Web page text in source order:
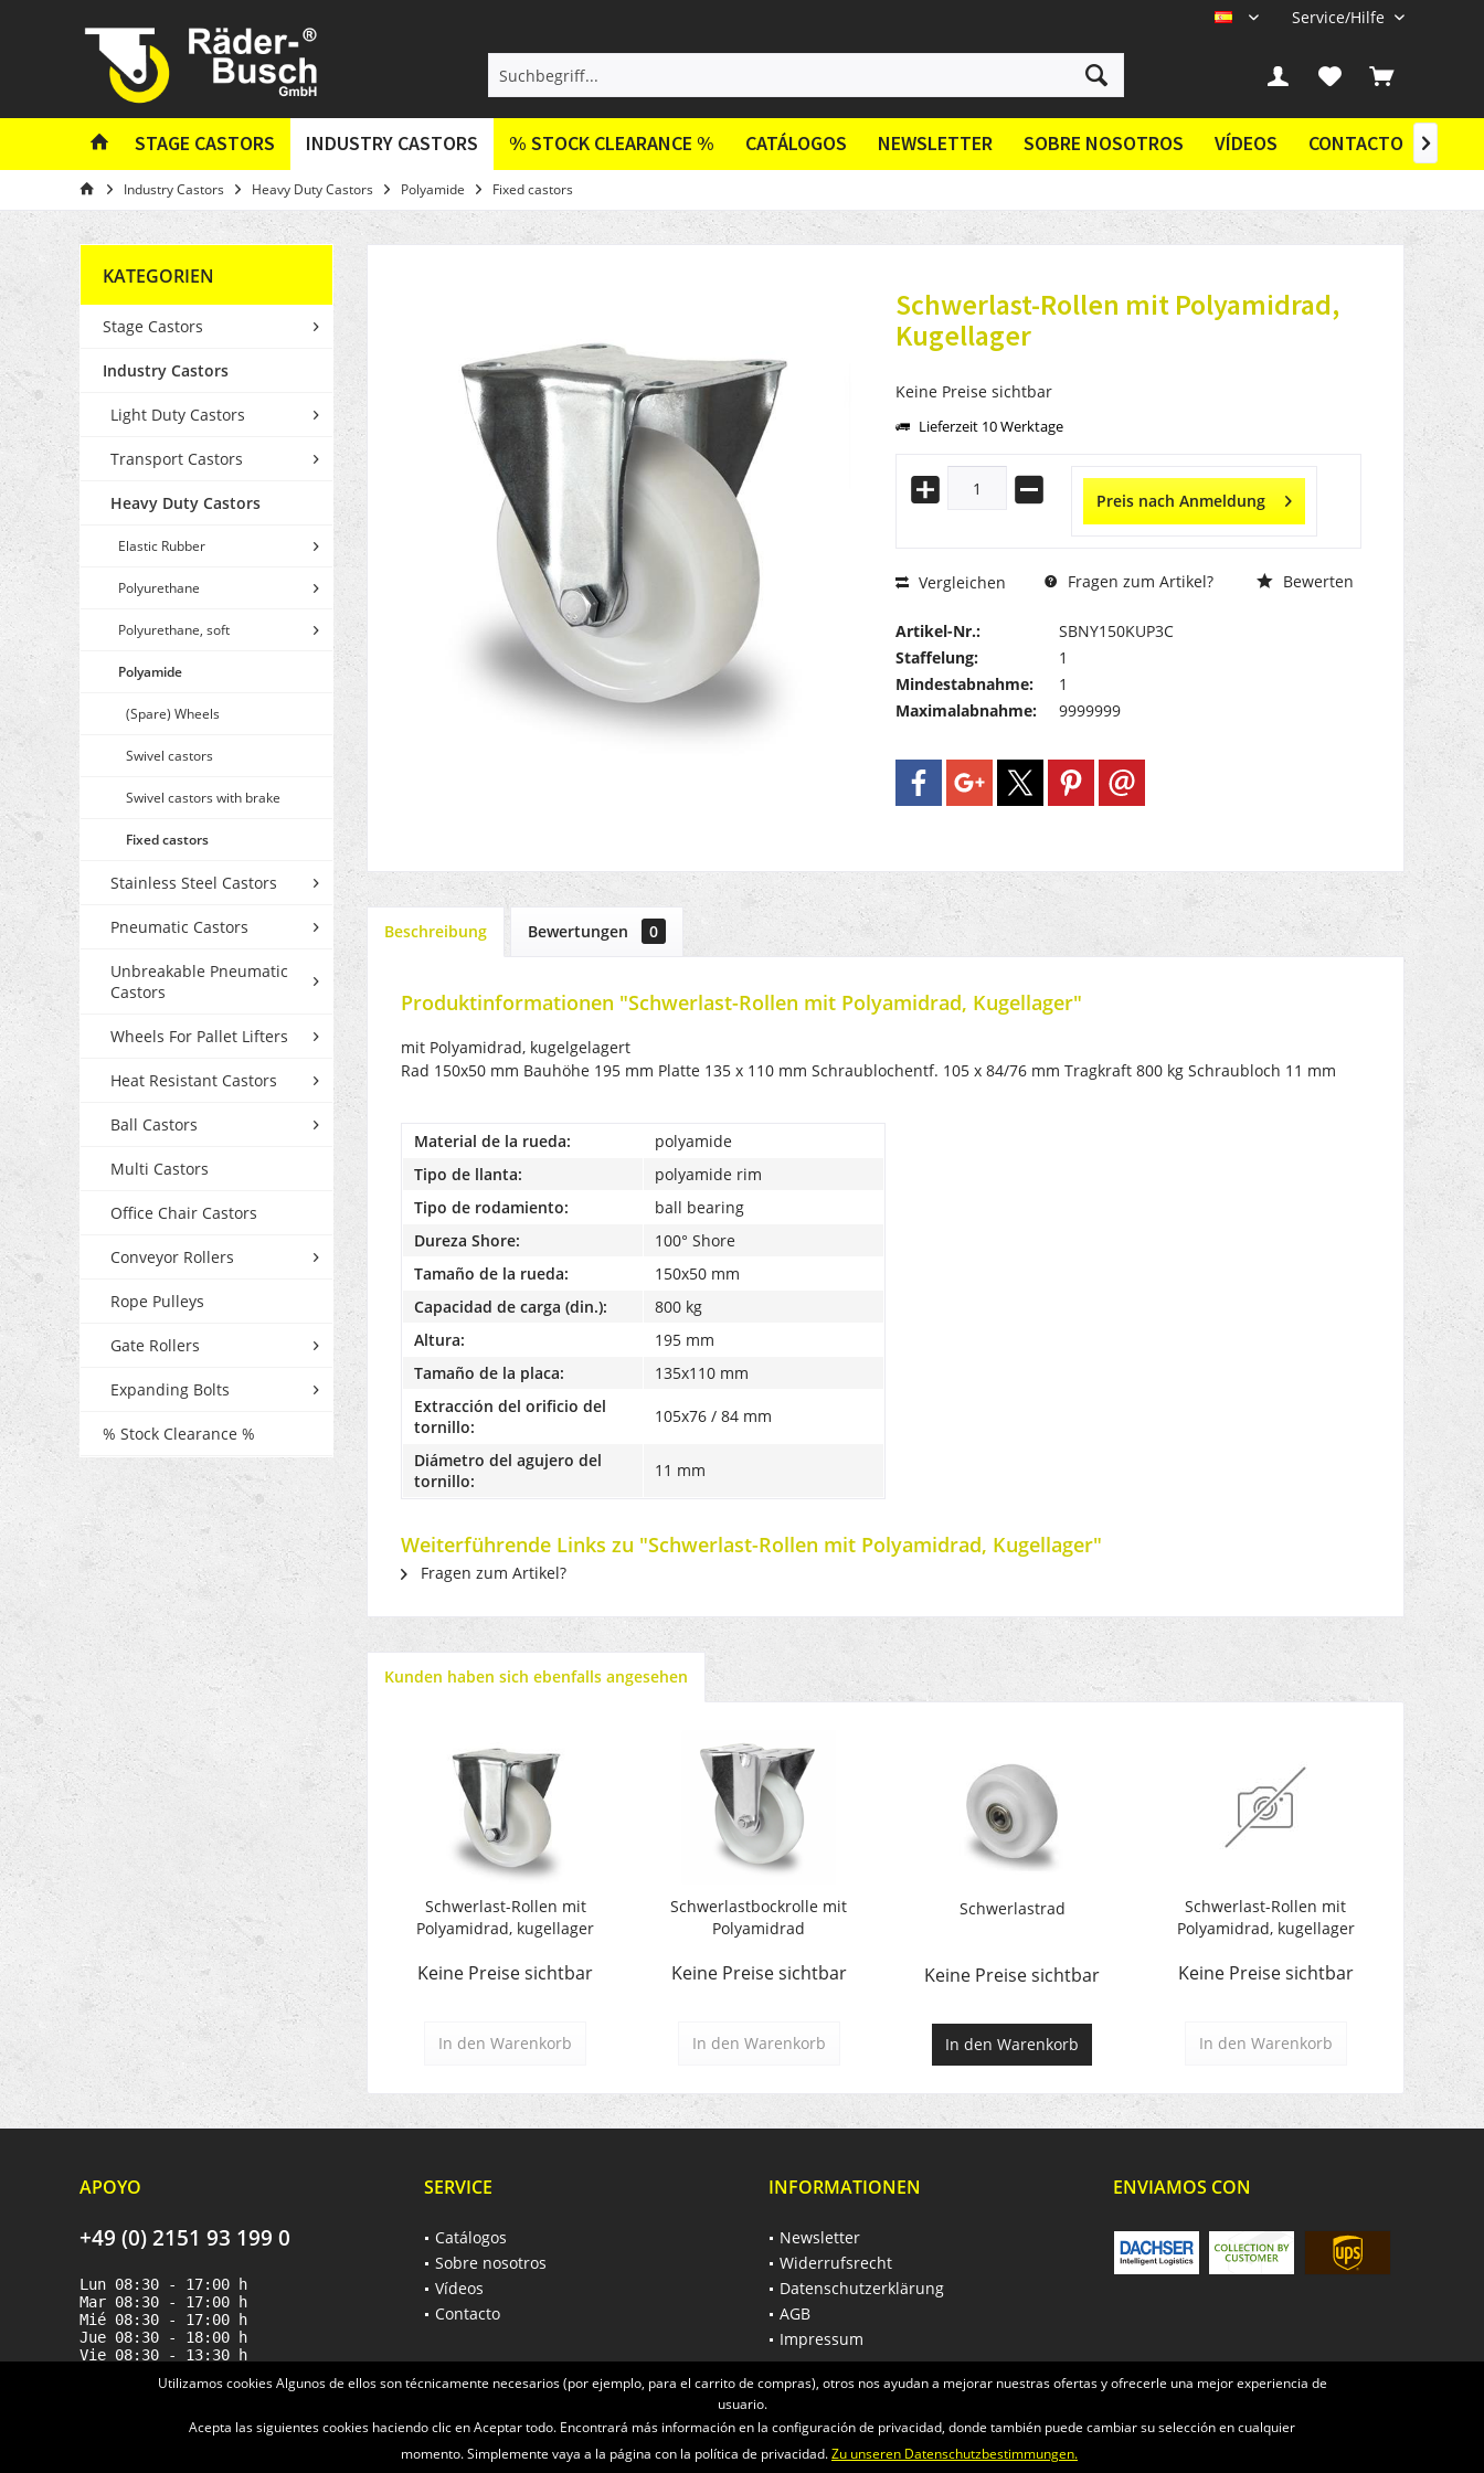
Service/Hilfe
STAGE CASTORS INDUSTRY CASTORS % STOCK CLEARANCE % CATÁLOGOS NEWSLETTER SOBRE NOSOTROS VÍDEOS CONTACTO 
Industry Castors Heavy Duty Castors Polyamide Fixed castors
KATEGORIEN
Stage Castors
Industry Castors
Light Duty Castors
Transport Castors
Heavy Duty Castors
Elastic Rubber
Polyurethane
Polyurethane, soft
Polyamide
(Spare) Wheels
Swivel castors
Swivel castors with brake
Fixed castors
Stainless Steel Castors
Pneumatic Castors
Unbreakable Pneumatic
Castors
Wheels For Pallet Lifters
Heat Resistant Castors
Ball Castors
Multi Castors
Office Chair Castors
Conveyor Rollers
Rope Pulleys
Gate Rollers
Expanding Bolts
% Stock Clearance %
Schwerlast-Rollen mit Polyamidrad,
Kugellager
Keine Preise sichtbar
Lieferzeit 10 Werktage
Preis nach Anmeldung
Vergleichen Fragen zum Artikel? Bewerten
Artikel-Nr.:
SBNY150KUP3C
Staffelung:
1
Mindestabnahme:
1
Maximalabnahme:
9999999
Beschreibung Bewertungen 0
Produktinformationen "Schwerlast-Rollen mit Polyamidrad, Kugellager"
mit Polyamidrad, kugelgelagert
Rad 150x50 mm Bauhöhe 195 mm Platte 135 x 110 mm Schraublochentf. 105 x 84/76 mm Tragkraft 800 kg Schraubloch 11 mm
Material de la rueda:
polyamide
Tipo de llanta:
polyamide rim
Tipo de rodamiento:
ball bearing
Dureza Shore:
100° Shore
Tamaño de la rueda:
150x50 mm
Capacidad de carga (din.):
800 kg
Altura:
195 mm
Tamaño de la placa:
135x110 mm
Extracción del orificio del
tornillo:
105x76 / 84 mm
Diámetro del agujero del
tornillo:
11 mm
Weiterführende Links zu "Schwerlast-Rollen mit Polyamidrad, Kugellager"
Fragen zum Artikel?
Kunden haben sich ebenfalls angesehen
Schwerlast-Rollen mit
Polyamidrad, kugellager
Keine Preise sichtbar
In den Warenkorb
Schwerlastbockrolle mit
Polyamidrad
Keine Preise sichtbar
In den Warenkorb
Schwerlastrad
Keine Preise sichtbar
In den Warenkorb
Schwerlast-Rollen mit
Polyamidrad, kugellager
Keine Preise sichtbar
In den Warenkorb
APOYO
+49 (0) 2151 93 199 0
Lun 08:30 - 17:00 h
Mar 08:30 - 17:00 h
Mié 08:30 - 17:00 h
Jue 08:30 - 18:00 h
Vie 08:30 - 13:30 h
SERVICE
Catálogos
Sobre nosotros
Vídeos
Contacto
INFORMATIONEN
Newsletter
Widerrufsrecht
Datenschutzerklärung
AGB
Impressum
ENVIAMOS CON
Utilizamos cookies Algunos de ellos son técnicamente necesarios (por ejemplo, para el carrito de compras), otros nos ayudan a mejorar nuestras ofertas y ofrecerle una mejor experiencia de
usuario.
Acepta las siguientes cookies haciendo clic en Aceptar todo. Encontrará más información en la configuración de privacidad, donde también puede cambiar su selección en cualquier
momento. Simplemente vaya a la página con la política de privacidad.Zu unseren Datenschutzbestimmungen.